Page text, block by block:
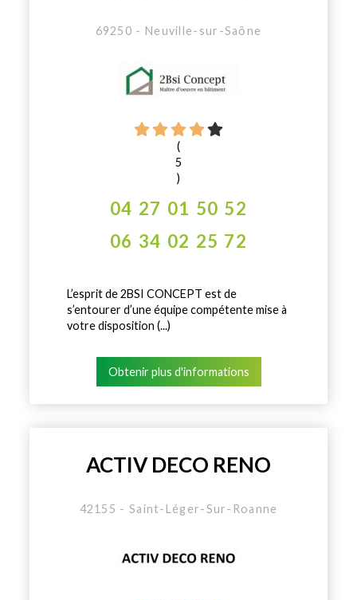
69250 - Neuville-sur-Saône
(
5
)
04 27 01 50 52
06 34 02 25 72
L’esprit de 2BSI CONCEPT est de
s’entourer d’une équipe compétente mise à
votre disposition (...)
Obtenir plus d'informations
ACTIV DECO RENO
42155 - Saint-Léger-Sur-Roanne